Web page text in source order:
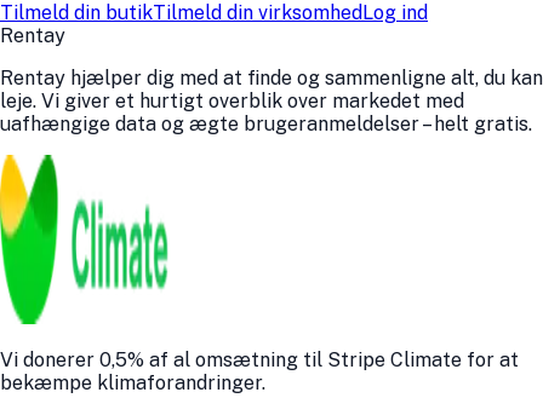
Tilmeld din butikTilmeld din virksomhed Log ind
Rentay
Rentay hjælper dig med at finde og sammenligne alt, du kan
leje. Vi giver et hurtigt overblik over markedet med
uafhængige data og ægte bruger­anmeldelser – helt gratis.
Vi donerer 0,5% af al omsætning til Stripe Climate for at
bekæmpe klimaforandringer.